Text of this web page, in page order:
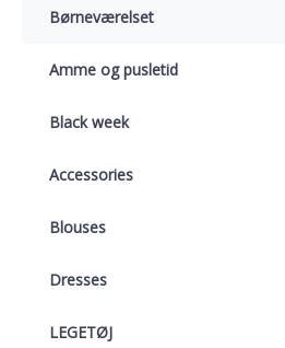
Børneværelset
Amme og pusletid
Black week
Accessories
Blouses
Dresses
LEGETØJ